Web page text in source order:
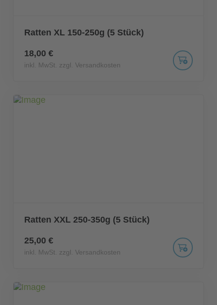
Ratten XL 150-250g (5 Stück)
18,00 €
inkl. MwSt. zzgl. Versandkosten
Ratten XXL 250-350g (5 Stück)
25,00 €
inkl. MwSt. zzgl. Versandkosten